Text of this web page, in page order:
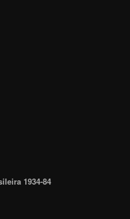
1934-84